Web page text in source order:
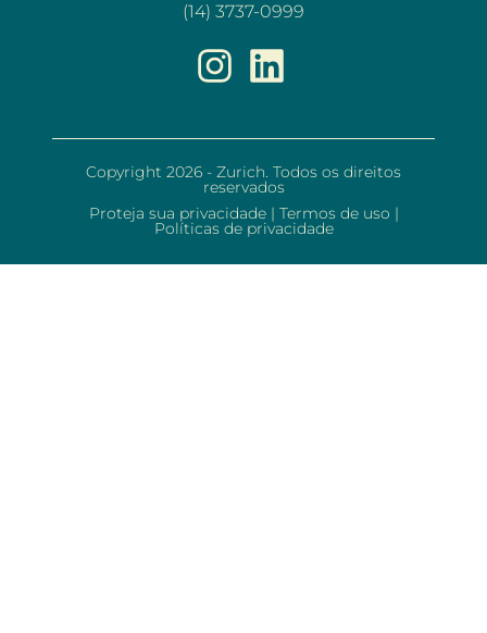
(14) 3737-0999
Copyright 2026 - Zurich. Todos os direitos
reservados
Proteja sua privacidade | Termos de uso |
Políticas de privacidade